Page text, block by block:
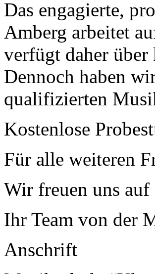
Das engagierte,
Amberg arbeitet
verfügt daher
Dennoch haben
qualifizierten
Kostenlose
Für alle weiteren
Wir freuen uns
Ihr Team von der
Anschrift